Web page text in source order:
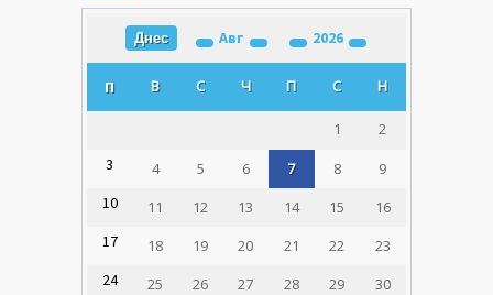
Днес Авг 2026
П В С Ч П С Н
1
2
3
4 5 6 7 8
9
10
11 12 13 14 15
16
17
18 19 20 21 22
23
24
25 26 27 28 29
30